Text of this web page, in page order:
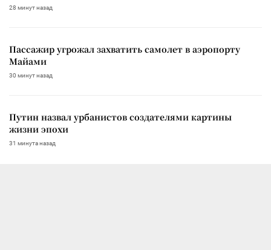
28 минут назад
Пассажир угрожал захватить самолет в аэропорту
Майами
30 минут назад
Путин назвал урбанистов создателями картины
жизни эпохи
31 минута назад